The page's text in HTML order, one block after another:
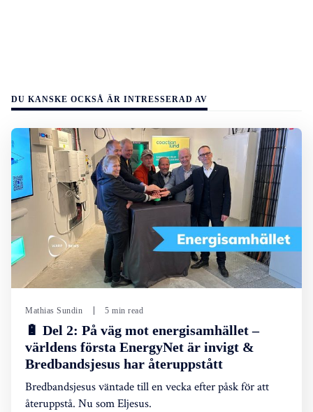
DU KANSKE OCKSÅ ÄR INTRESSERAD AV
Mathias Sundin 5 min read
🔋 Del 2: På väg mot energisamhället –
världens första EnergyNet är invigt &
Bredbandsjesus har återuppstått
Bredbandsjesus väntade till en vecka efter påsk för att
återuppstå. Nu som Eljesus.